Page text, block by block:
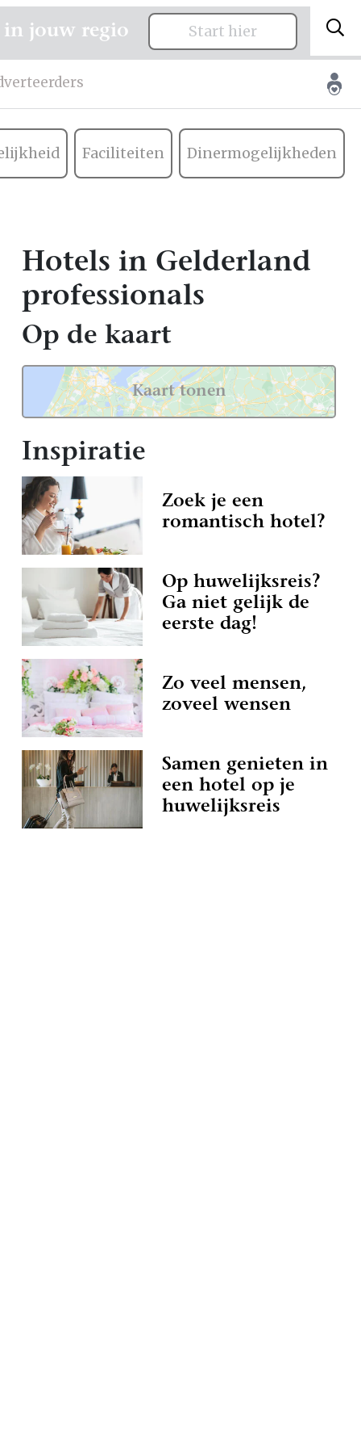
in jouw regio Start hier
Faciliteiten Dinermogelijkheden
Hotels in Gelderland
professionals
Op de kaart
Kaart tonen
Inspiratie
Zoek je een
romantisch hotel?
Op huwelijksreis?
Ga niet gelijk de
eerste dag!
Zo veel mensen,
zoveel wensen
Samen genieten in
een hotel op je
huwelijksreis